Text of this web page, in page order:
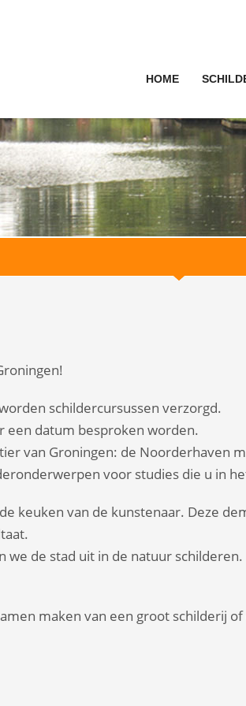
HOME
schildercursussen verzorgd.
een datum besproken worden.
van Groningen: de Noorderhaven
voor studies die u in
keuken van de kunstenaar. Deze
we de stad uit in de natuur schilderen.
maken van een groot schilderij